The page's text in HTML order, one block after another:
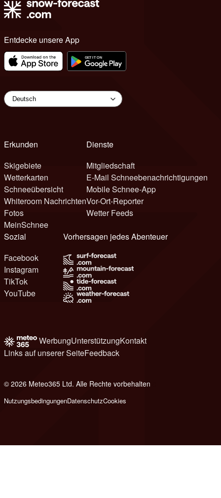
Entdecke unsere App
Erkunden
Skigebiete
Wetterkarten
Schneeübersicht
Whiteroom Nachrichten
Fotos
MeinSchnee
Dienste
Mitgliedschaft
E-Mail Schneebenachrichtigungen
Mobile Schnee-App
Vor-Ort-Reporter
Wetter Feeds
Sozial
Facebook
Instagram
TikTok
YouTube
Vorhersagen jedes Abenteuer
WerbungUnterstützungKontakt
Links auf unserer SeiteFeedback
© 2026 Meteo365 Ltd. Alle Rechte vorbehalten
NutzungsbedingungenDatenschutzCookies